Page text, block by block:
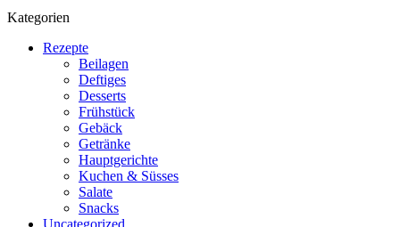
Kategorien
Rezepte
Beilagen
Deftiges
Desserts
Frühstück
Gebäck
Getränke
Hauptgerichte
Kuchen & Süsses
Salate
Snacks
Uncategorized